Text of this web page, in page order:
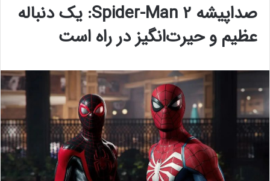
صداپیشه Spider-Man 2: یک دنباله
عظیم و حیرت‌انگیز در راه است